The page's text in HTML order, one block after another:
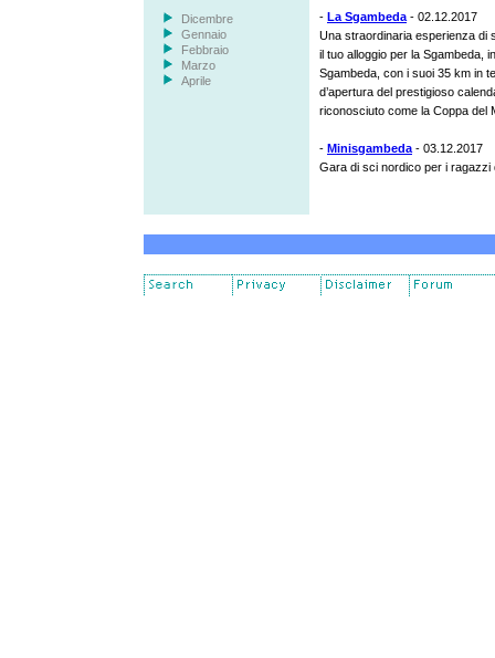
Dicembre
Gennaio
Febbraio
Marzo
Aprile
- La Sgambeda - 02.12.2017
Una straordinaria esperienza di
il tuo alloggio per la Sgambeda,
Sgambeda, con i suoi 35 km in
d’apertura del prestigioso
riconosciuto come la Coppa del
- Minisgambeda - 03.12.2017
Gara di sci nordico per i ragazzi